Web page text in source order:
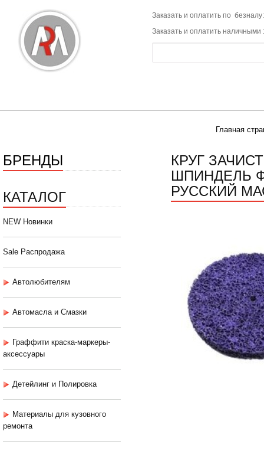
Заказать и оплатить по
Заказать и оплатить наличными
Главная
БРЕНДЫ
КАТАЛОГ
NEW Новинки
Sale Распродажа
Автолюбителям
Автомасла и Смазки
Граффити краска-маркеры-
аксессуары
Детейлинг и Полировка
Материалы для кузовного
ремонта
КРУГ
ШПИНДЕЛЬ
РУССКИЙ